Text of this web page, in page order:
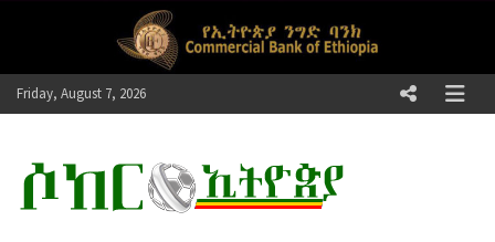
Friday, August 7, 2026